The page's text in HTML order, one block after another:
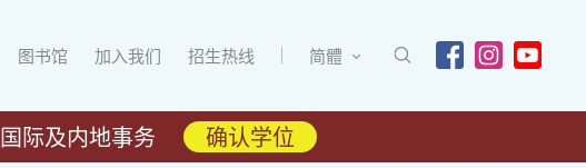
图书馆 加入我们 招生热线 简體
国际及内地事务 确认学位